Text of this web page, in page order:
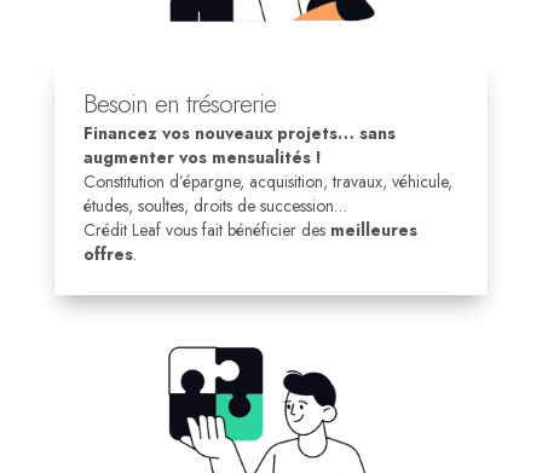
Besoin en trésorerie
Financez vos nouveaux projets… sans
augmenter vos mensualités !
Constitution d’épargne, acquisition, travaux, véhicule,
études, soultes, droits de succession…
Crédit Leaf vous fait bénéficier des meilleures
offres.